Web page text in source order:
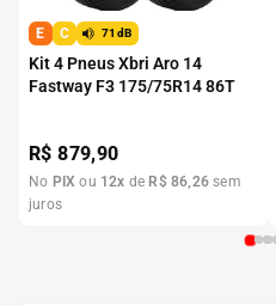
E C 71dB
Kit 4 Pneus Xbri Aro 14
Fastway F3 175/75R14 86T
R$879,90
No PIX ou 12x de R$ 86,26 sem
juros